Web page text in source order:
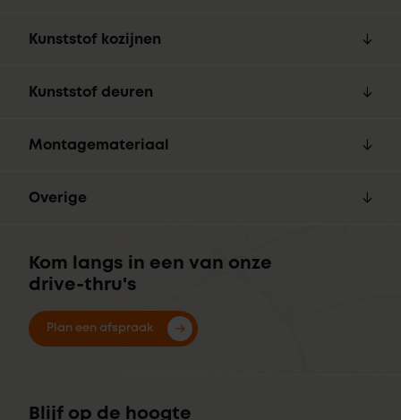
Kunststof kozijnen
Kunststof deuren
Montagemateriaal
Overige
Kom langs in een van onze
drive-thru's
Plan een afspraak
Blijf op de hoogte